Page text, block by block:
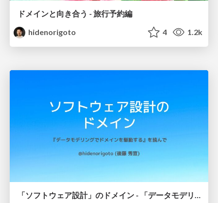
ドメインと向き合う - 旅行予約編
hidenorigoto
4 1.2k